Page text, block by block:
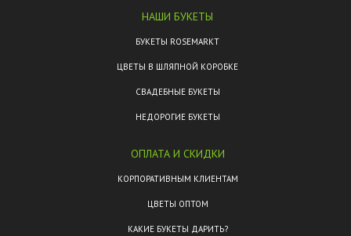
НАШИ БУКЕТЫ
БУКЕТЫ ROSEMARKT
ЦВЕТЫ В ШЛЯПНОЙ КОРОБКЕ
СВАДЕБНЫЕ БУКЕТЫ
НЕДОРОГИЕ БУКЕТЫ
ОПЛАТА И СКИДКИ
КОРПОРАТИВНЫМ КЛИЕНТАМ
ЦВЕТЫ ОПТОМ
КАКИЕ БУКЕТЫ ДАРИТЬ?